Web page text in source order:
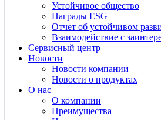
Устойчивое общество
Награды ESG
Отчет об устойчивом
Взаимодействие с
Сервисный центр
Новости
Новости компании
Новости о продуктах
О нас
О компании
Преимущества